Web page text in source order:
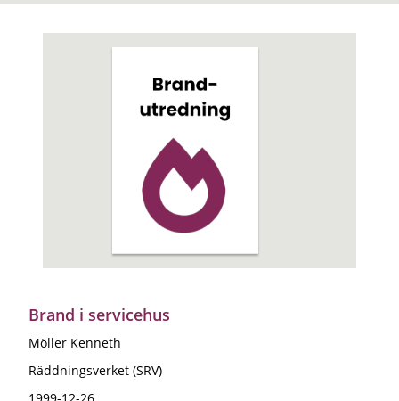
Brand i servicehus
Möller Kenneth
Räddningsverket (SRV)